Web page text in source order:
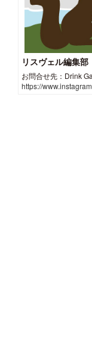
リスヴェル編集部
お問合せ先：Drink
https://